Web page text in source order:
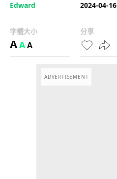
Edward
2024-04-16
字體大小
AAA
分享
ADVERTISEMENT